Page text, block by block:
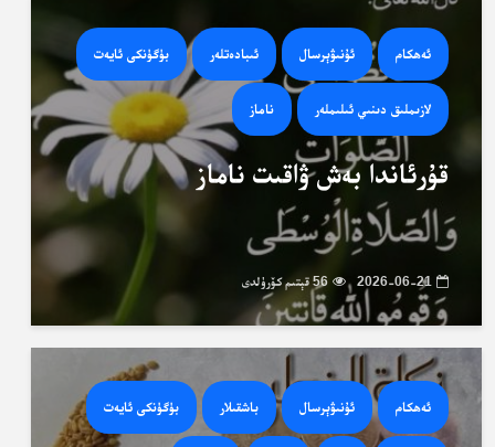
ئەھكام ئۇنىۋېرسال ئىبادەتلەر بۈگۈنكى ئايەت
لازىملىق دىنىي ئىلىملەر ناماز
قۇرئاندا بەش ۋاقىت ناماز
2026-06-21 56 قېتىم كۆرۈلدى
ئەھكام ئۇنىۋېرسال باشقىلار بۈگۈنكى ئايەت